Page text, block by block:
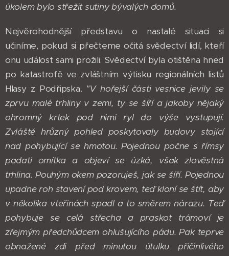
úkolem bylo střežit sutiny bývalých domů.
Nejvěrohodnější představu o nastalé situaci si
učiníme, pokud si přečteme očitá svědectví lidí, kteří
onu událost sami prožili. Svědectví byla otištěna hned
po katastrofě ve zvláštním výtisku regionálních listů
Hlasy z Podřipska. "V hořejší části vesnice jevily se
zprvu malé trhliny v zemi, ty se šíří a jakoby nějaký
ohromný krtek pod nimi ryl do výše vystupují.
Zvláště hrůzný pohled poskytovaly budovy stojící
nad pohybující se hmotou. Pojednou počne s římsy
padati omítka a objeví se úzká, však zlověstná
trhlina. Pouhým okem pozoruješ, jak se šíří. Pojednou
upadne roh stavení pod krovem, teď kloní se štít, aby
v několika vteřinách spadl a to směrem nárazu. Teď
pohybuje se celá střecha a praskot trámoví je
zřejmým předchůdcem ohlušujícího pádu. Pak teprve
obnažené zdi před minutou útulku přičinlivého